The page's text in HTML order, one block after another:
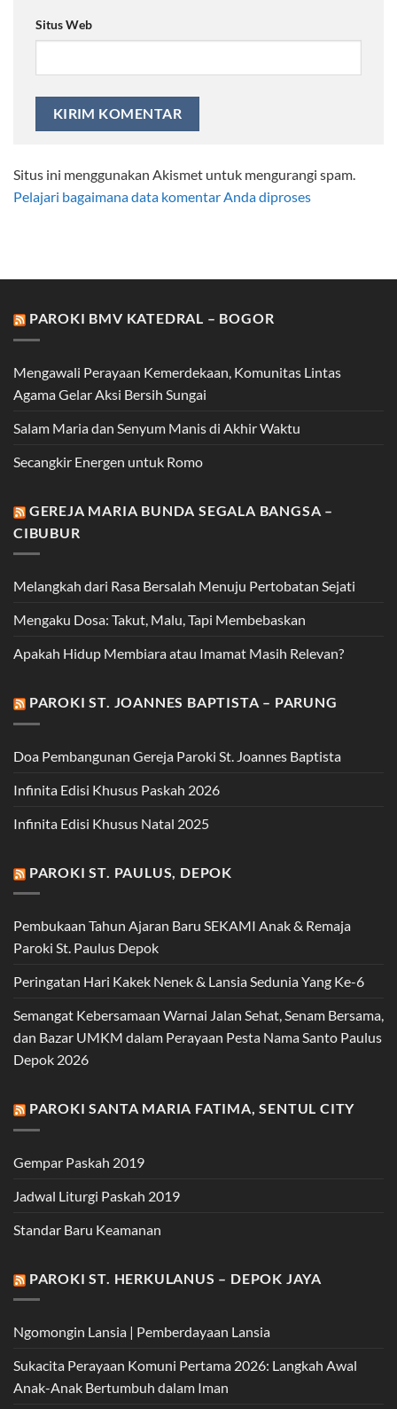
Situs Web
Situs ini menggunakan Akismet untuk mengurangi spam.
Pelajari bagaimana data komentar Anda diproses
PAROKI BMV KATEDRAL – BOGOR
Mengawali Perayaan Kemerdekaan, Komunitas Lintas
Agama Gelar Aksi Bersih Sungai
Salam Maria dan Senyum Manis di Akhir Waktu
Secangkir Energen untuk Romo
GEREJA MARIA BUNDA SEGALA BANGSA –
CIBUBUR
Melangkah dari Rasa Bersalah Menuju Pertobatan Sejati
Mengaku Dosa: Takut, Malu, Tapi Membebaskan
Apakah Hidup Membiara atau Imamat Masih Relevan?
PAROKI ST. JOANNES BAPTISTA – PARUNG
Doa Pembangunan Gereja Paroki St. Joannes Baptista
Infinita Edisi Khusus Paskah 2026
Infinita Edisi Khusus Natal 2025
PAROKI ST. PAULUS, DEPOK
Pembukaan Tahun Ajaran Baru SEKAMI Anak & Remaja
Paroki St. Paulus Depok
Peringatan Hari Kakek Nenek & Lansia Sedunia Yang Ke-6
Semangat Kebersamaan Warnai Jalan Sehat, Senam Bersama,
dan Bazar UMKM dalam Perayaan Pesta Nama Santo Paulus
Depok 2026
PAROKI SANTA MARIA FATIMA, SENTUL CITY
Gempar Paskah 2019
Jadwal Liturgi Paskah 2019
Standar Baru Keamanan
PAROKI ST. HERKULANUS – DEPOK JAYA
Ngomongin Lansia | Pemberdayaan Lansia
Sukacita Perayaan Komuni Pertama 2026: Langkah Awal
Anak-Anak Bertumbuh dalam Iman